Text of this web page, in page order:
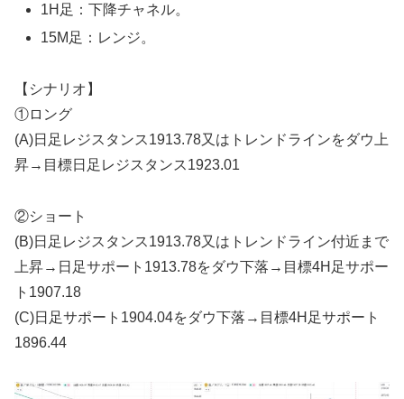
1H足：下降チャネル。
15M足：レンジ。
【シナリオ】
①ロング
(A)日足レジスタンス1913.78又はトレンドラインをダウ上
昇→目標日足レジスタンス1923.01
②ショート
(B)日足レジスタンス1913.78又はトレンドライン付近まで
上昇→日足サポート1913.78をダウ下落→目標4H足サポー
ト1907.18
(C)日足サポート1904.04をダウ下落→目標4H足サポート
1896.44